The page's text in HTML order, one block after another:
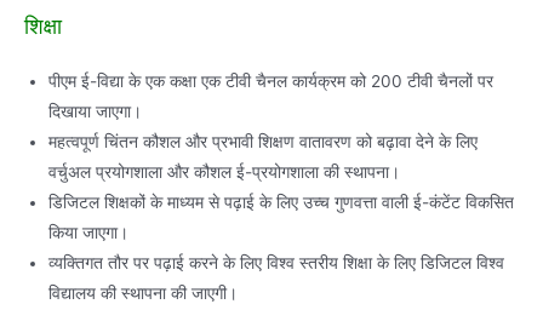
शिक्षा
पीएम ई-विद्या के एक कक्षा एक टीवी चैनल कार्यक्रम को 200 टीवी चैनलों पर
दिखाया जाएगा।
महत्वपूर्ण चिंतन कौशल और प्रभावी शिक्षण वातावरण को बढ़ावा देने के लिए
वर्चुअल प्रयोगशाला और कौशल ई-प्रयोगशाला की स्थापना।
डिजिटल शिक्षकों के माध्यम से पढ़ाई के लिए उच्च गुणवत्ता वाली ई-कंटेंट विकसित
किया जाएगा।
व्यक्तिगत तौर पर पढ़ाई करने के लिए विश्व स्तरीय शिक्षा के लिए डिजिटल विश्व
विद्यालय की स्थापना की जाएगी।